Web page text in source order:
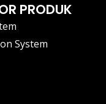
PRODUK
System